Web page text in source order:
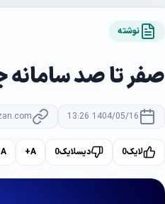
نوشته
صفر تا صد سامانه
1404/05/16 13:26
لایک0 دیسلایک0
A+
A-